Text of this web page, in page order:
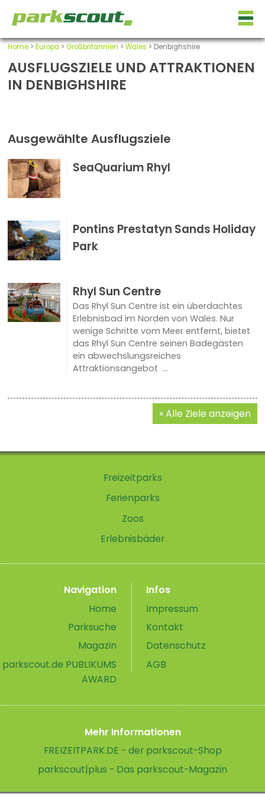
Home> Europa > Großbritannien > Wales > Denbighshire
AUSFLUGSZIELE UND ATTRAKTIONEN
IN DENBIGHSHIRE
Ausgewählte Ausflugsziele
SeaQuarium Rhyl
Pontins Prestatyn Sands Holiday
Park
Rhyl Sun Centre
Das Rhyl Sun Centre ist ein überdachtes
Erlebnisbad im Norden von Wales. Nur
wenige Schritte vom Meer entfernt, bietet
das Rhyl Sun Centre seinen Badegästen
ein abwechslungsreiches
Attraktionsangebot ...
Alle Ziele anzeigen
Freizeitparks
Ferienparks
Zoos
Erlebnisbäder
Navigation
Home
Parksuche
Magazin
parkscout.de PUBLIKUMS
AWARD
Infos
Impressum
Kontakt
Datenschutz
AGB
Mehr Informationen
FREIZEITPARK.DE - der parkscout-Shop
parkscout|plus - Das parkscout-Magazin